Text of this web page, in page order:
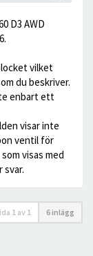
D3 AWD
vilket
du beskriver.
enbart ett
visar inte
ventil för
visas med
svar.
1 av 1 6 inlägg